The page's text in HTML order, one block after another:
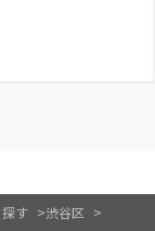
す
渋谷区